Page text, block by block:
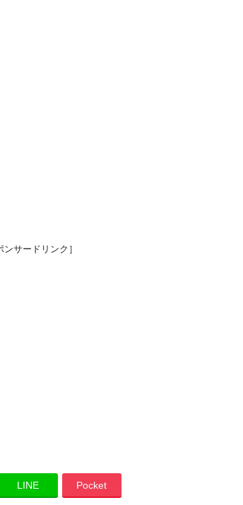
ンサードリンク］
LINE Pocket